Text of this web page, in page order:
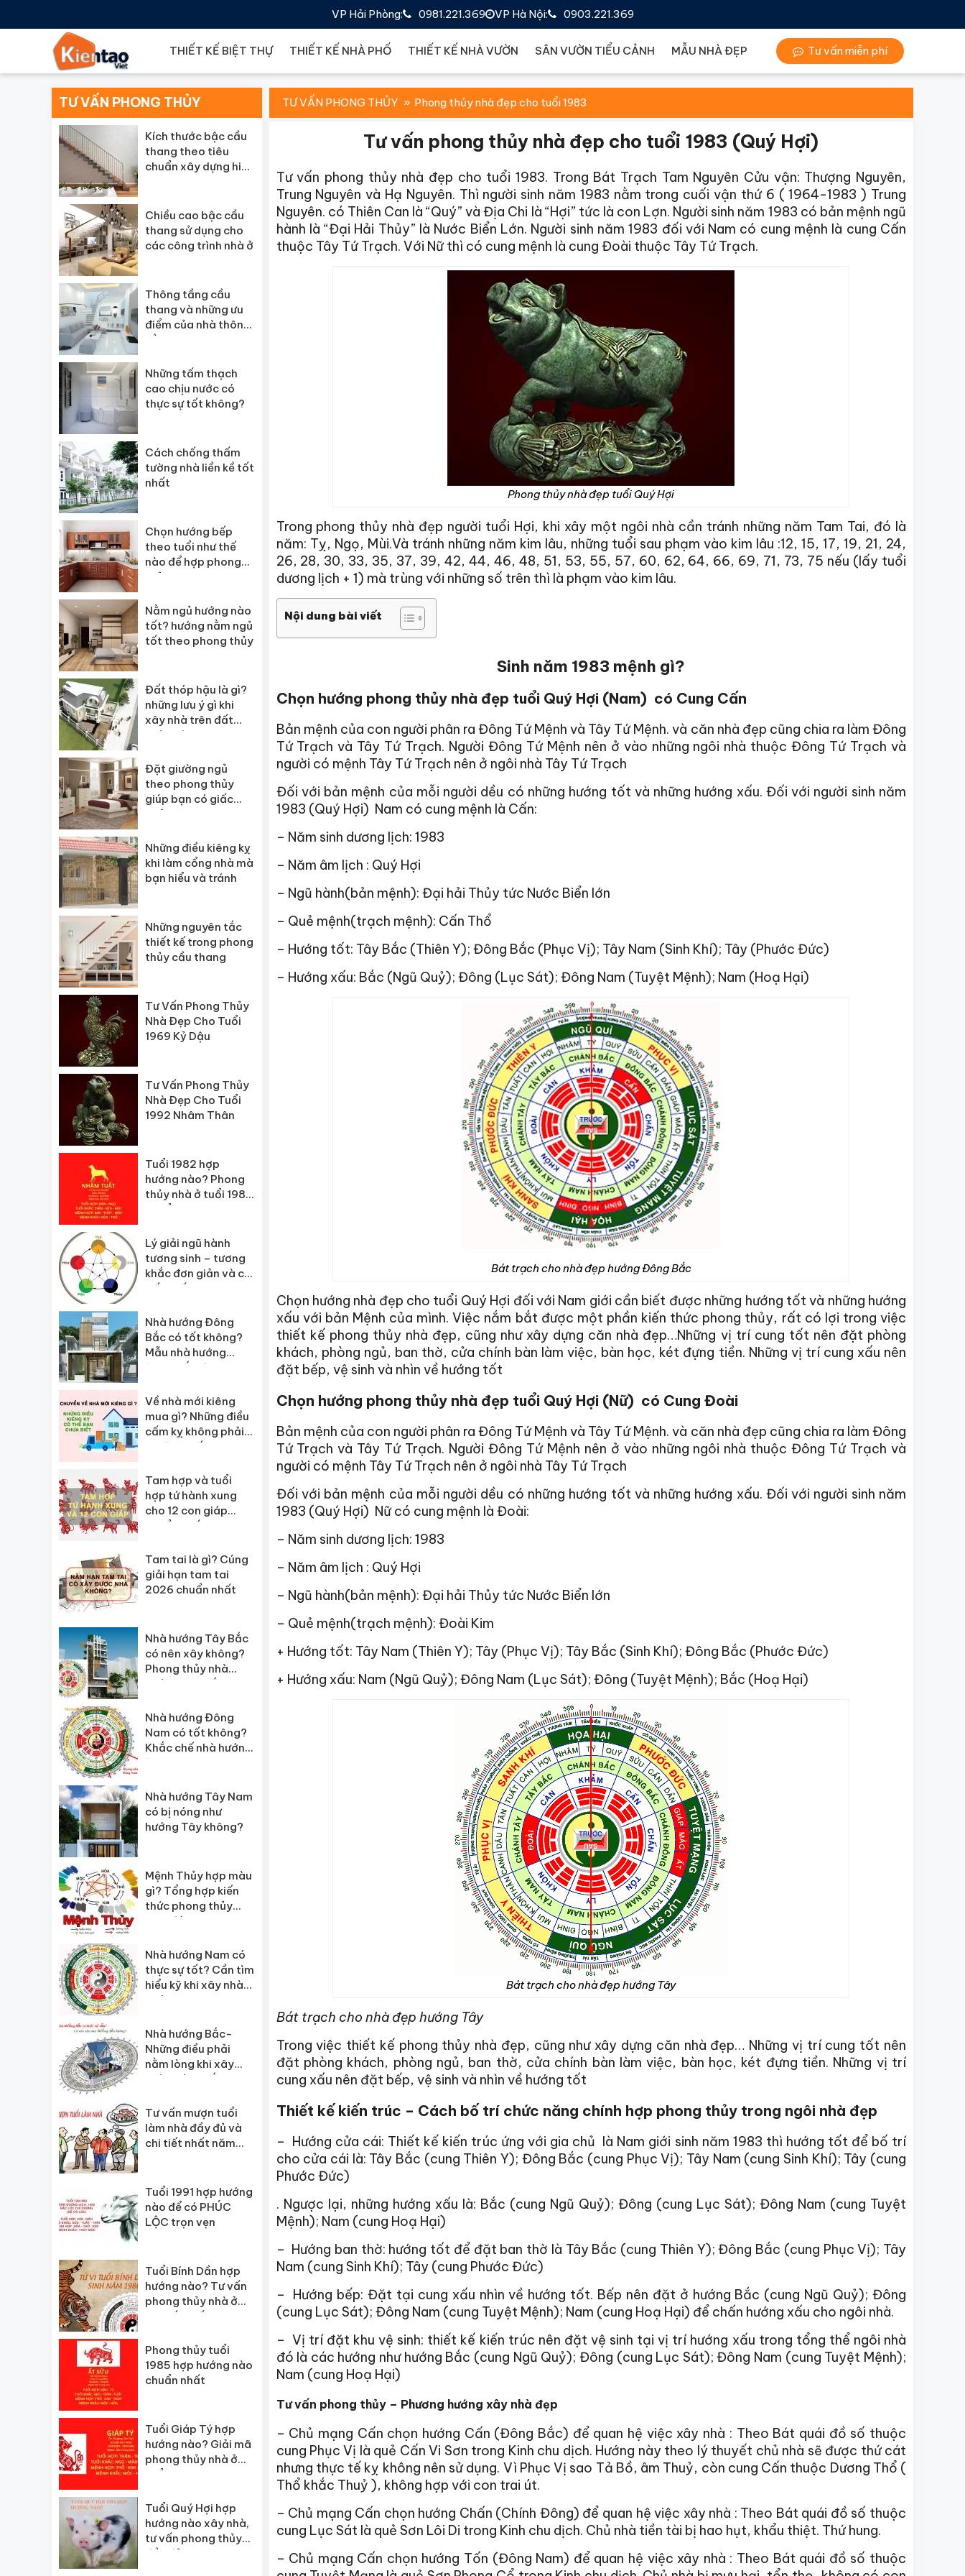
VP Hà Nội: 0903.221.369
VP Hải Phòng: 0981.221.369
THIẾT KẾ BIỆT THỰ THIẾT KẾ NHÀ PHỐ THIẾT KẾ NHÀ VƯỜN SÂN VƯỜN TIỂU CẢNH MẪU NHÀ ĐẸP Tư vấn miễn phí
TƯ VẤN PHONG THỦY Phong thủy nhà đẹp cho tuổi 1983
Tư vấn phong thủy nhà đẹp cho tuổi 1983 (Quý Hợi)
Tư vấn phong thủy nhà đẹp cho tuổi 1983. Trong Bát Trạch Tam Nguyên Cửu vận: Thượng Nguyên,
Trung Nguyên và Hạ Nguyên. Thì người sinh năm 1983 nằm trong cuối vận thứ 6 ( 1964-1983 ) Trung
Nguyên. có Thiên Can là “Quý” và Địa Chi là “Hợi” tức là con Lợn. Người sinh năm 1983 có bản mệnh ngũ
hành là “Đại Hải Thủy” là Nước Biển Lớn. Người sinh năm 1983 đối với Nam có cung mệnh là cung Cấn
thuộc Tây Tứ Trạch. Với Nữ thì có cung mệnh là cung Đoài thuộc Tây Tứ Trạch.
Phong thủy nhà đẹp tuổi Quý Hợi
Trong phong thủy nhà đẹp người tuổi Hợi, khi xây một ngôi nhà cần tránh những năm Tam Tai, đó là
năm: Tỵ, Ngọ, Mùi.Và tránh những năm kim lâu, những tuổi sau phạm vào kim lâu :12, 15, 17, 19, 21, 24,
26, 28, 30, 33, 35, 37, 39, 42, 44, 46, 48, 51, 53, 55, 57, 60, 62, 64, 66, 69, 71, 73, 75 nếu (lấy tuổi
dương lịch + 1) mà trùng với những số trên thì là phạm vào kim lâu.
Nội dung bài viết
Sinh năm 1983 mệnh gì?
Chọn hướng phong thủy nhà đẹp tuổi Quý Hợi (Nam) có Cung Cấn
Bản mệnh của con người phân ra Đông Tứ Mệnh và Tây Tứ Mệnh. và căn nhà đẹp cũng chia ra làm Đông
Tứ Trạch và Tây Tứ Trạch. Người Đông Tứ Mệnh nên ở vào những ngôi nhà thuộc Đông Tứ Trạch và
người có mệnh Tây Tứ Trạch nên ở ngôi nhà Tây Tứ Trạch
Đối với bản mệnh của mỗi người dều có những hướng tốt và những hướng xấu. Đối với người sinh năm
1983 (Quý Hợi) Nam có cung mệnh là Cấn:
– Năm sinh dương lịch: 1983
– Năm âm lịch : Quý Hợi
– Ngũ hành(bản mệnh): Đại hải Thủy tức Nước Biển lớn
– Quẻ mệnh(trạch mệnh): Cấn Thổ
– Hướng tốt: Tây Bắc (Thiên Y); Đông Bắc (Phục Vị); Tây Nam (Sinh Khí); Tây (Phước Đức)
– Hướng xấu: Bắc (Ngũ Quỷ); Đông (Lục Sát); Đông Nam (Tuyệt Mệnh); Nam (Hoạ Hại)
Bát trạch cho nhà đẹp hướng Đông Bắc
Chọn hướng nhà đẹp cho tuổi Quý Hợi đối với Nam giới cần biết được những hướng tốt và những hướng
xấu với bản Mệnh của mình. Việc nắm bắt được một phần kiến thức phong thủy, rất có lợi trong việc
thiết kế phong thủy nhà đẹp, cũng như xây dựng căn nhà đẹp…Những vị trí cung tốt nên đặt phòng
khách, phòng ngủ, ban thờ, cửa chính bàn làm việc, bàn học, két đựng tiền. Những vị trí cung xấu nên
đặt bếp, vệ sinh và nhìn về hướng tốt
Chọn hướng phong thủy nhà đẹp tuổi Quý Hợi (Nữ) có Cung Đoài
Bản mệnh của con người phân ra Đông Tứ Mệnh và Tây Tứ Mệnh. và căn nhà đẹp cũng chia ra làm Đông
Tứ Trạch và Tây Tứ Trạch. Người Đông Tứ Mệnh nên ở vào những ngôi nhà thuộc Đông Tứ Trạch và
người có mệnh Tây Tứ Trạch nên ở ngôi nhà Tây Tứ Trạch
Đối với bản mệnh của mỗi người dều có những hướng tốt và những hướng xấu. Đối với người sinh năm
1983 (Quý Hợi) Nữ có cung mệnh là Đoài:
– Năm sinh dương lịch: 1983
– Năm âm lịch : Quý Hợi
– Ngũ hành(bản mệnh): Đại hải Thủy tức Nước Biển lớn
– Quẻ mệnh(trạch mệnh): Đoài Kim
+ Hướng tốt: Tây Nam (Thiên Y); Tây (Phục Vị); Tây Bắc (Sinh Khí); Đông Bắc (Phước Đức)
+ Hướng xấu: Nam (Ngũ Quỷ); Đông Nam (Lục Sát); Đông (Tuyệt Mệnh); Bắc (Hoạ Hại)
Bát trạch cho nhà đẹp hướng Tây
Bát trạch cho nhà đẹp hướng Tây
Trong việc thiết kế phong thủy nhà đẹp, cũng như xây dựng căn nhà đẹp… Những vị trí cung tốt nên
đặt phòng khách, phòng ngủ, ban thờ, cửa chính bàn làm việc, bàn học, két đựng tiền. Những vị trí
cung xấu nên đặt bếp, vệ sinh và nhìn về hướng tốt
Thiết kế kiến trúc – Cách bố trí chức năng chính hợp phong thủy trong ngôi nhà đẹp
– Hướng cửa cái: Thiết kế kiến trúc ứng với gia chủ là Nam giới sinh năm 1983 thì hướng tốt để bố trí
cho cửa cái là: Tây Bắc (cung Thiên Y); Đông Bắc (cung Phục Vị); Tây Nam (cung Sinh Khí); Tây (cung
Phước Đức)
. Ngược lại, những hướng xấu là: Bắc (cung Ngũ Quỷ); Đông (cung Lục Sát); Đông Nam (cung Tuyệt
Mệnh); Nam (cung Hoạ Hại)
– Hướng ban thờ: hướng tốt để đặt ban thờ là Tây Bắc (cung Thiên Y); Đông Bắc (cung Phục Vị); Tây
Nam (cung Sinh Khí); Tây (cung Phước Đức)
– Hướng bếp: Đặt tại cung xấu nhìn về hướng tốt. Bếp nên đặt ở hướng Bắc (cung Ngũ Quỷ); Đông
(cung Lục Sát); Đông Nam (cung Tuyệt Mệnh); Nam (cung Hoạ Hại) để chấn hướng xấu cho ngôi nhà.
– Vị trí đặt khu vệ sinh: thiết kế kiến trúc nên đặt vệ sinh tại vị trí hướng xấu trong tổng thể ngôi nhà
đó là các hướng như hướng Bắc (cung Ngũ Quỷ); Đông (cung Lục Sát); Đông Nam (cung Tuyệt Mệnh);
Nam (cung Hoạ Hại)
Tư vấn phong thủy – Phương hướng xây nhà đẹp
– Chủ mạng Cấn chọn hướng Cấn (Đông Bắc) để quan hệ việc xây nhà : Theo Bát quái đồ số thuộc
cung Phục Vị là quẻ Cấn Vi Sơn trong Kinh chu dịch. Hướng này theo lý thuyết chủ nhà sẽ được thứ cát
nhưng thực tế kỵ không nên sử dụng. Vì Phục Vị sao Tả Bồ, âm Thuỷ, còn cung Cấn thuộc Dương Thổ (
Thổ khắc Thuỷ ), không hợp với con trai út.
– Chủ mạng Cấn chọn hướng Chấn (Chính Đông) để quan hệ việc xây nhà : Theo Bát quái đồ số thuộc
cung Lục Sát là quẻ Sơn Lôi Di trong Kinh chu dịch. Chủ nhà tiền tài bị hao hụt, khẩu thiệt. Thứ hung.
– Chủ mạng Cấn chọn hướng Tốn (Đông Nam) để quan hệ việc xây nhà : Theo Bát quái đồ số thuộc
TƯ VẤN PHONG THỦY
Kích thước bậc cầu
thang theo tiêu
chuẩn xây dựng hiện
Chiều cao bậc cầu
thang sử dụng cho
các công trình nhà ở
Thông tầng cầu
thang và những ưu
điểm của nhà thông
tầng
Những tấm thạch
cao chịu nước có
thực sự tốt không?
Cách chống thấm
tường nhà liền kề tốt
nhất
Chọn hướng bếp
theo tuổi như thế
nào để hợp phong
thủy
Nằm ngủ hướng nào
tốt? hướng nằm ngủ
tốt theo phong thủy
Đất thóp hậu là gì?
những lưu ý gì khi
xây nhà trên đất
thóp hậu
Đặt giường ngủ
theo phong thủy
giúp bạn có giấc
ngủ ngon
Những điều kiêng kỵ
khi làm cổng nhà mà
bạn hiểu và tránh
Những nguyên tắc
thiết kế trong phong
thủy cầu thang
Tư Vấn Phong Thủy
Nhà Đẹp Cho Tuổi
1969 Kỷ Dậu
Tư Vấn Phong Thủy
Nhà Đẹp Cho Tuổi
1992 Nhâm Thân
Tuổi 1982 hợp
hướng nào? Phong
thủy nhà ở tuổi 1982
chuẩn
Lý giải ngũ hành
tương sinh – tương
khắc đơn giản và chi
tiết nhất
Nhà hướng Đông
Bắc có tốt không?
Mẫu nhà hướng
Đông Bắc đẹp
Về nhà mới kiêng
mua gì? Những điều
cấm kỵ không phải
ai cũng biết
Tam hợp và tuổi
hợp tứ hành xung
cho 12 con giáp
chuẩn nhất
Tam tai là gì? Cúng
giải hạn tam tai
2026 chuẩn nhất
Nhà hướng Tây Bắc
có nên xây không?
Phong thủy nhà
hướng Tây Bắc
Nhà hướng Đông
Nam có tốt không?
Khắc chế nhà hướng
Nhà hướng Tây Nam
có bị nóng như
hướng Tây không?
Mệnh Thủy hợp màu
gì? Tổng hợp kiến
thức phong thủy
luôn đúng
Nhà hướng Nam có
thực sự tốt? Cần tìm
hiểu kỹ khi xây nhà
hướng Nam
Nhà hướng Bắc-
Những điều phải
nằm lòng khi xây
nhà hướng Bắc
Tư vấn mượn tuổi
làm nhà đầy đủ và
chi tiết nhất năm
Tuổi 1991 hợp hướng
nào để có PHÚC
LỘC trọn vẹn
Tuổi Bính Dần hợp
hướng nào? Tư vấn
phong thủy nhà ở
chi tiết nhất
Phong thủy tuổi
1985 hợp hướng nào
chuẩn nhất
Tuổi Giáp Tý hợp
hướng nào? Giải mã
phong thủy nhà ở
tuổi 1984
Tuổi Quý Hợi hợp
hướng nào xây nhà,
tư vấn phong thủy
đầy đủ